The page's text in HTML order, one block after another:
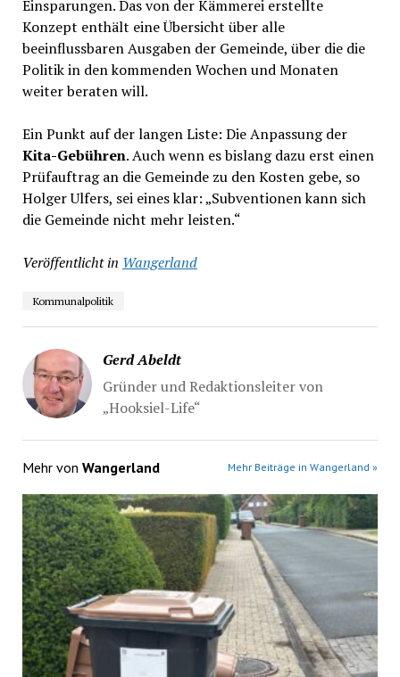
Einsparungen. Das von der Kämmerei erstellte
Konzept enthält eine Übersicht über alle
beeinflussbaren Ausgaben der Gemeinde, über die die
Politik in den kommenden Wochen und Monaten
weiter beraten will.
Ein Punkt auf der langen Liste: Die Anpassung der
Kita-Gebühren. Auch wenn es bislang dazu erst einen
Prüfauftrag an die Gemeinde zu den Kosten gebe, so
Holger Ulfers, sei eines klar: „Subventionen kann sich
die Gemeinde nicht mehr leisten.“
Veröffentlicht in Wangerland
Kommunalpolitik
Gerd Abeldt
Gründer und Redaktionsleiter von
„Hooksiel-Life“
Mehr von Wangerland Mehr Beiträge in Wangerland »